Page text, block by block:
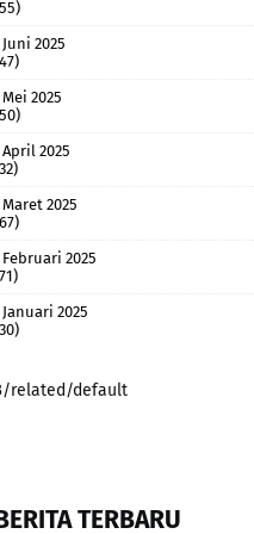
Juni 2025
Mei 2025
April 2025
Maret 2025
Februari 2025
Januari 2025
related/default
TERBARU